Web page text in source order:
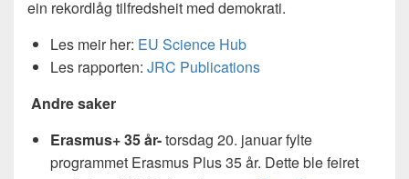
ein rekordlåg tilfredsheit med demokrati.
Les meir her: EU Science Hub
Les rapporten: JRC Publications
Andre saker
Erasmus+ 35 år-torsdag 20. januar fylte
programmet Erasmus Plus 35 år. Dette ble feiret